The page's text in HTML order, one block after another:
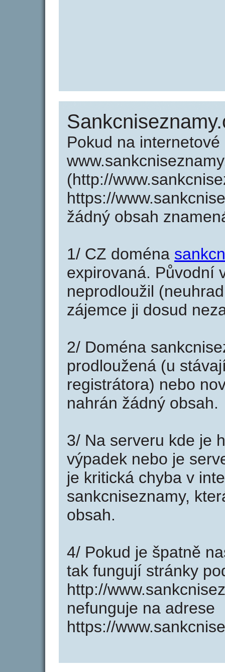
Pokud na internetové
(http://
https://
žádný obsah
1/ CZ doména
expirovaná. Původní
neprodloužil
zájemce ji dosud
2/ Doména
prodloužená (u
registrátora) nebo
nahrán žádný obsah.
3/ Na serveru kde je
výpadek nebo je
je kritická chyba v
sankcniseznamy,
obsah.
4/ Pokud je špatně
tak fungují stránky
http://
nefunguje na adrese
https://